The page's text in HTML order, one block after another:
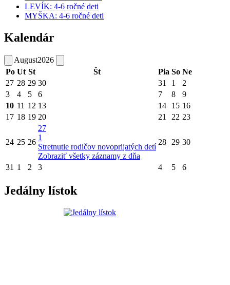
LEVÍK: 4-6 ročné deti
MYŠKA: 4-6 ročné deti
Kalendár
August2026
Po Ut St Št Pia So Ne
27 28 29 30 31 1
2
3
4 5 6 7 8
9
10 11 12 13 14 15 16
17 18 19 20 21 22 23
24 25 26
27
1
Stretnutie rodičov novoprijatých detí
Zobraziť všetky záznamy z dňa
28 29 30
31 1 2 3 4 5 6
Jedálny lístok